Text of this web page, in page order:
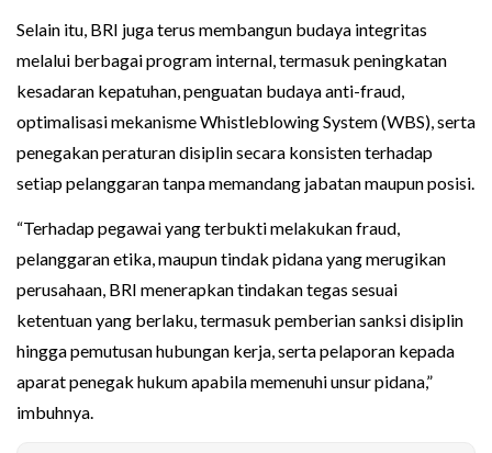
Selain itu, BRI juga terus membangun budaya integritas
melalui berbagai program internal, termasuk peningkatan
kesadaran kepatuhan, penguatan budaya anti-fraud,
optimalisasi mekanisme Whistleblowing System (WBS), serta
penegakan peraturan disiplin secara konsisten terhadap
setiap pelanggaran tanpa memandang jabatan maupun posisi.
“Terhadap pegawai yang terbukti melakukan fraud,
pelanggaran etika, maupun tindak pidana yang merugikan
perusahaan, BRI menerapkan tindakan tegas sesuai
ketentuan yang berlaku, termasuk pemberian sanksi disiplin
hingga pemutusan hubungan kerja, serta pelaporan kepada
aparat penegak hukum apabila memenuhi unsur pidana,”
imbuhnya.